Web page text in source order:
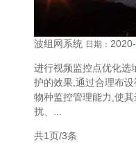
波组网系统 日期：
进行视频监控点优化选
护的效果,通过合理布
物种监控管理能力,使
扰、...
共1页/3条